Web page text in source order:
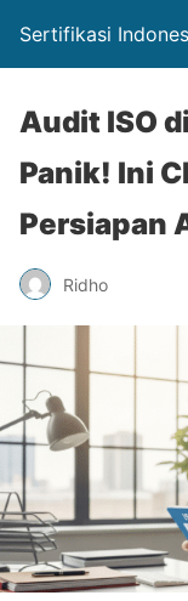
Sertifikasi
Audit ISO
Panik! Ini
Persiapan
Ridho